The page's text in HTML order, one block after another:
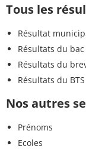
Tous les
Résultat
Résultats du
Résultats du
Résultats du
Nos autres
Prénoms
Ecoles